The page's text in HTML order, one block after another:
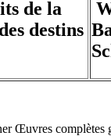
de la
destins
Œuvres